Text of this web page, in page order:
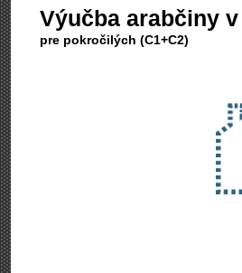
Výučba arabčiny
pre pokročilých (C1+C2)